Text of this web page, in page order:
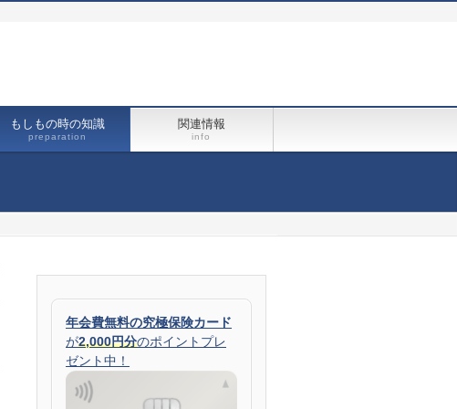
もしもの時の知識
preparation
関連情報
info
年会費無料の究極保険カード
が2,000円分のポイントプレ
ゼント中！